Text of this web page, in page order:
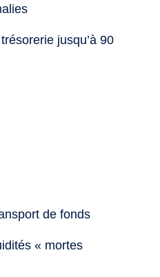
jusqu’à 90
de fonds
« mortes